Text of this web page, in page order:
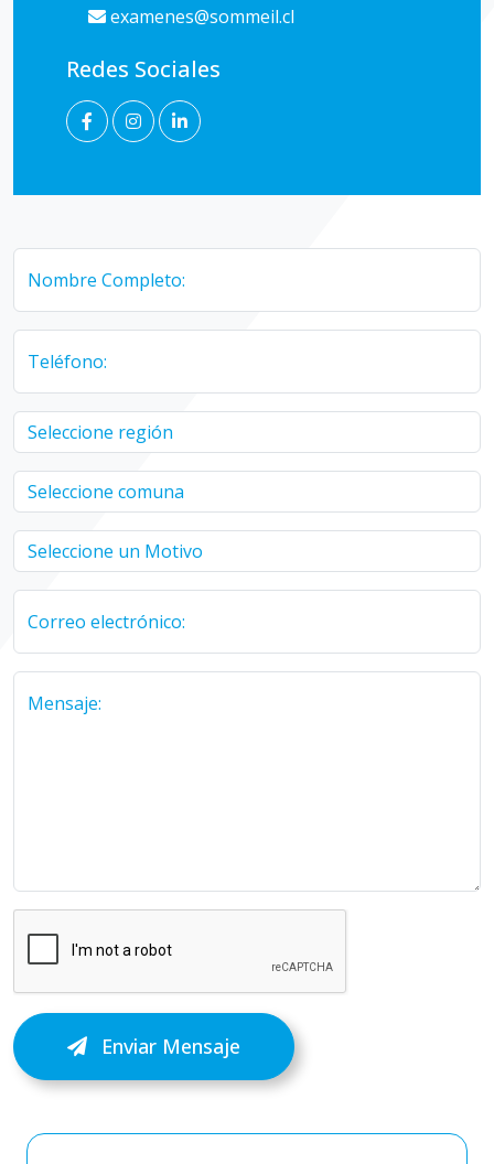
examenes@sommeil.cl
Redes Sociales
Nombre Completo:
Teléfono:
Correo electrónico:
Mensaje:
Enviar Mensaje